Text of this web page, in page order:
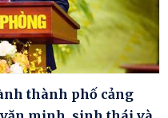
thành phố cảng